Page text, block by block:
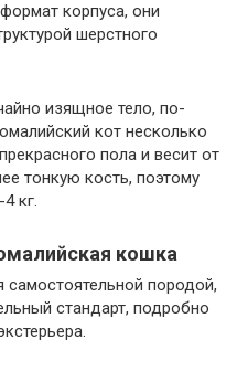
корпуса, они
шерстного
изящное тело, по-
кот несколько
пола и весит от
тонкую кость, поэтому
кг.
кошка
породой,
стандарт, подробно